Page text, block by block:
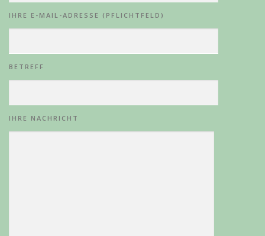
IHRE E-MAIL-ADRESSE (PFLICHTFELD)
BETREFF
IHRE NACHRICHT